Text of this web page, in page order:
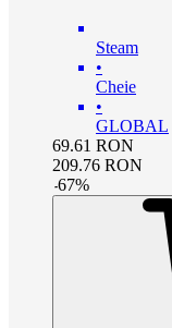
Steam
•
Cheie
•
GLOBAL
69.61 RON
209.76 RON
-67%